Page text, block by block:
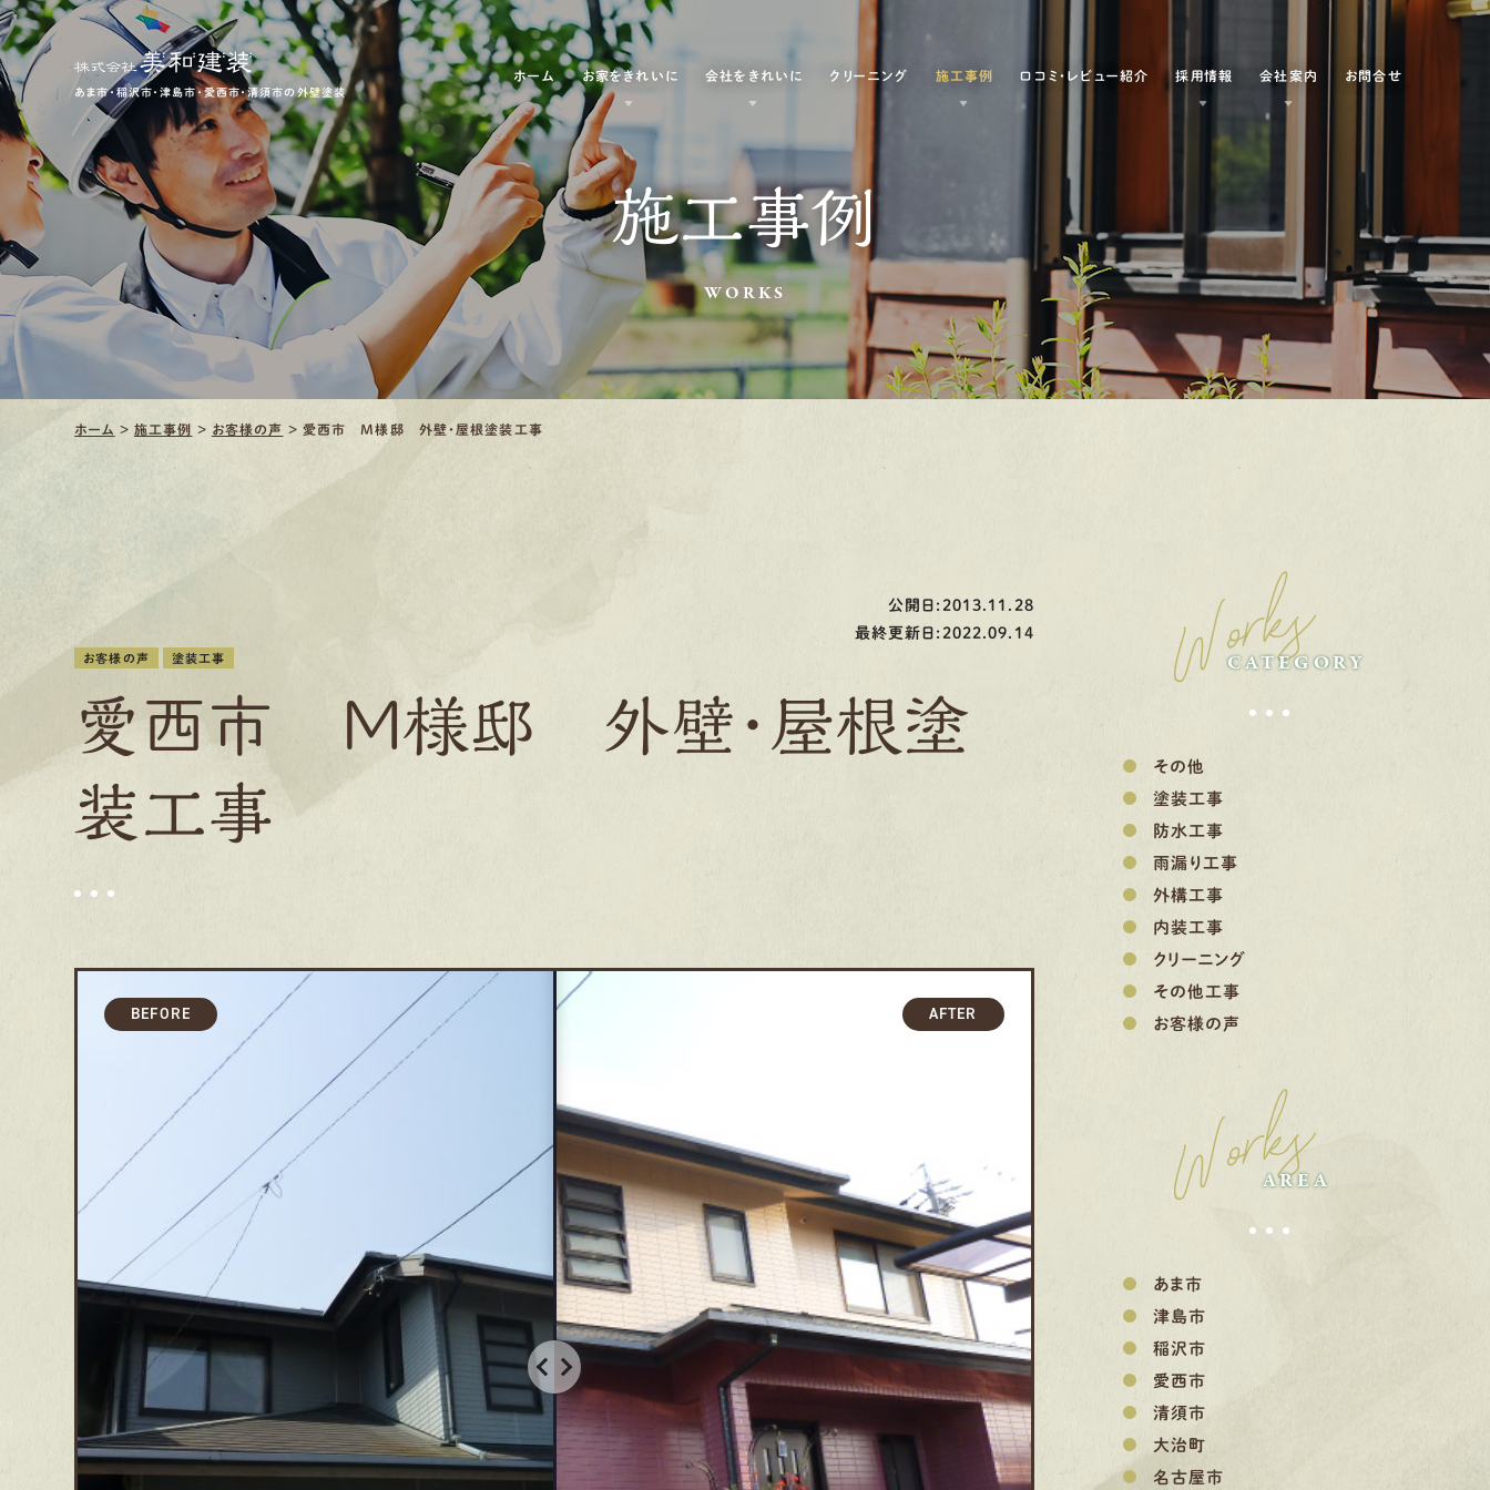
あま市・稲沢市・津島市・愛西市・清須市の外壁塗装
ホーム お家をきれいに 会社をきれいに クリーニング 施工事例 口コミ・レビュー紹介 採用情報 会社案内 お問合せ
施工事例
WORKS
ホーム > 施工事例 > お客様の声 > 愛西市 M様邸 外壁・屋根塗装工事
公開日:2013.11.28
最終更新日:2022.09.14
お客様の声 塗装工事
愛西市 M様邸 外壁・屋根塗
装工事
Works
CATEGORY
その他
塗装工事
防水工事
雨漏り工事
外構工事
内装工事
クリーニング
その他工事
お客様の声
Works
AREA
あま市
津島市
稲沢市
愛西市
清須市
大治町
名古屋市